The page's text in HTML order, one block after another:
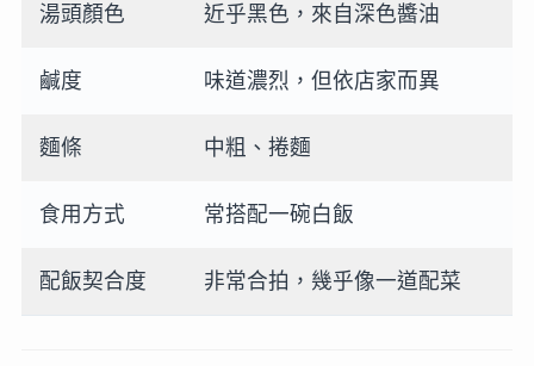
湯頭顏色 近乎黑色，來自深色醬油
鹹度 味道濃烈，但依店家而異
麵條 中粗、捲麵
食用方式 常搭配一碗白飯
配飯契合度 非常合拍，幾乎像一道配菜